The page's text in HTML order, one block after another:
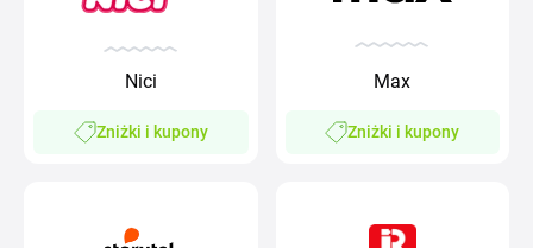
Nici
Zniżki i kupony
Max
Zniżki i kupony